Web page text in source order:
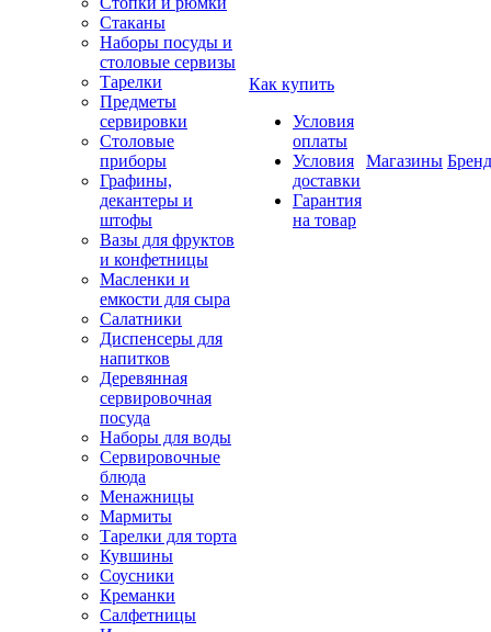
Стаканы
Наборы посуды и
столовые сервизы
Тарелки
Предметы
сервировки
Столовые
приборы
Графины,
декантеры и
штофы
Вазы для фруктов
и конфетницы
Масленки и
емкости для сыра
Салатники
Диспенсеры для
напитков
Деревянная
сервировочная
посуда
Наборы для воды
Сервировочные
блюда
Менажницы
Мармиты
Тарелки для торта
Кувшины
Соусники
Креманки
Салфетницы
Как купить
Условия
оплаты
Условия
доставки
Гарантия
на товар
Магазины